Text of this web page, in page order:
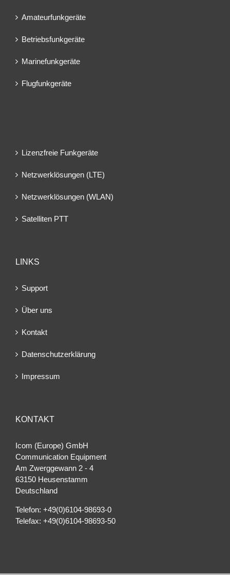
Amateurfunkgeräte
Betriebsfunkgeräte
Marinefunkgeräte
Flugfunkgeräte
Lizenzfreie Funkgeräte
Netzwerklösungen (LTE)
Netzwerklösungen (WLAN)
Satelliten PTT
LINKS
Support
Über uns
Kontakt
Datenschutzerklärung
Impressum
KONTAKT
Icom (Europe) GmbH
Communication Equipment
Am Zwerggewann 2 ‐ 4
63150 Heusenstamm
Deutschland
Telefon: +49(0)6104-98693-0
Telefax: +49(0)6104-98693-50